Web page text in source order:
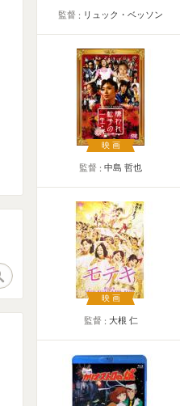
監督 リュック・ベッソン
映画
監督 中島 哲也
映画
監督 大根 仁